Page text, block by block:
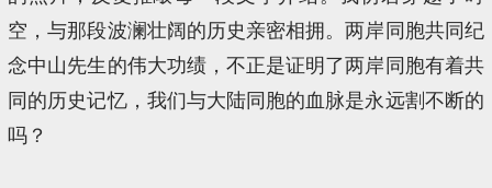
空，与那段波澜壮阔的历史亲密相拥。两岸同胞共同纪
念中山先生的伟大功绩，不正是证明了两岸同胞有着共
同的历史记忆，我们与大陆同胞的血脉是永远割不断的
吗？